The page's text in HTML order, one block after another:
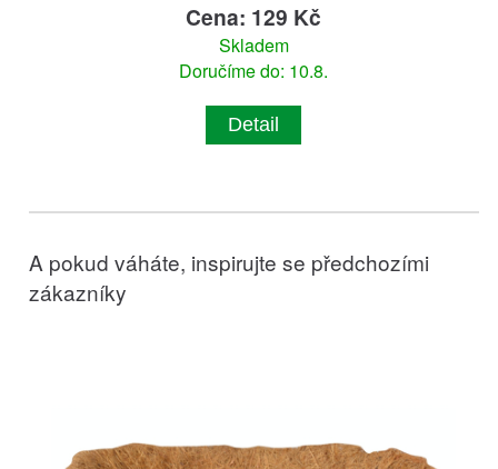
Cena: 129 Kč
Skladem
Doručíme do: 10.8.
Detail
A pokud váháte, inspirujte se předchozími
zákazníky